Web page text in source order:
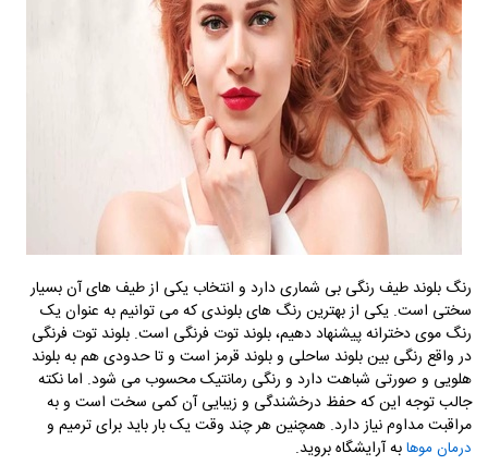
رنگ بلوند طیف رنگی بی شماری دارد و انتخاب یکی از طیف های آن بسیار
سختی است. یکی از بهترین رنگ های بلوندی که می توانیم به عنوان یک
رنگ موی دخترانه پیشنهاد دهیم، بلوند توت فرنگی است. بلوند توت فرنگی
در واقع رنگی بین بلوند ساحلی و بلوند قرمز است و تا حدودی هم به بلوند
هلویی و صورتی شباهت دارد و رنگی رمانتیک محسوب می شود. اما نکته
جالب توجه این که حفظ درخشندگی و زیبایی آن کمی سخت است و به
مراقبت مداوم نیاز دارد. همچنین هر چند وقت یک بار باید برای ترمیم و
درمان موهابه آرایشگاه بروید.